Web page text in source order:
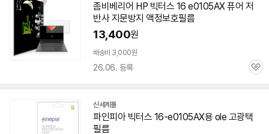
좀비베리어 HP 빅터스 16 e0105AX 퓨어 저
반사 지문방지 액정보호필름
13,400원
배송비 3,000원
26.06. 등록
관
신세계몰
파인피아 빅터스 16-e0105AX용 ole 고광택
필름